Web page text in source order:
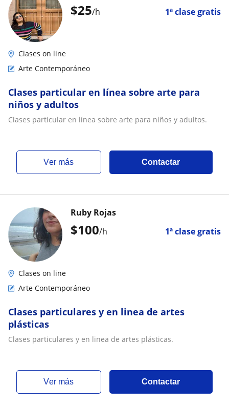
$25/h 1ª clase gratis
Clases on line
Arte Contemporáneo
Clases particular en línea sobre arte para
niños y adultos
Clases particular en línea sobre arte para niños y adultos.
ver más Contactar
$100/h 1ª clase gratis
Ruby Rojas
Clases on line
Arte Contemporáneo
Clases particulares y en linea de artes
plásticas
Clases particulares y en linea de artes plásticas.
ver más Contactar